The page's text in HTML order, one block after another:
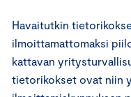
Havaitutkin
ilmoittamattomaksi
kattavan
tietorikokset ovat niin